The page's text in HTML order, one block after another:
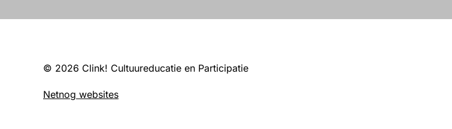
© 2026 Clink! Cultuureducatie en Participatie
Netnog websites